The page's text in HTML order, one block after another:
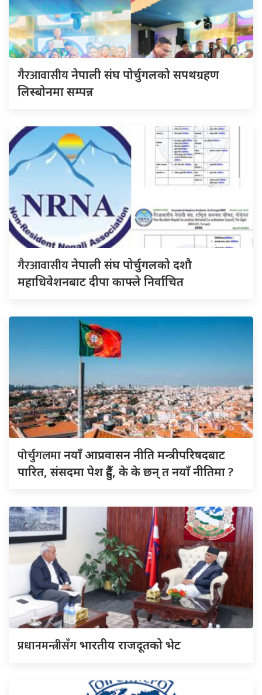
गैरआवासीयनेपाली संघ पोर्चुगलको सपथग्रहण
लिस्बोनमा सम्पन्न
गैरआवासीयनेपाली संघ पोर्चुगलको दशौ
महाधिवेशनबाट दीपा काफ्ले निर्वाचित
पोर्चुगलमानयाँ आप्रवासन नीति मन्त्रीपरिषदबाट
पारित, संसदमा पेश हुँदै, के के छन् त नयाँ नीतिमा ?
प्रधानमन्त्रीसँगभारतीय राजदूतको भेट